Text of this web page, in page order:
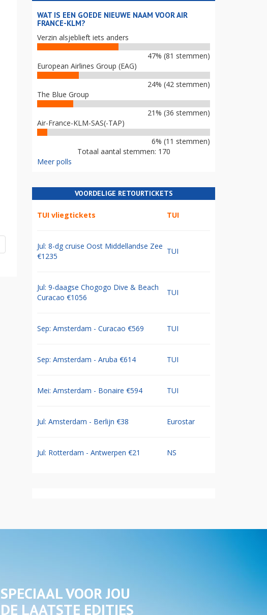
WAT IS EEN GOEDE NIEUWE NAAM VOOR AIR
FRANCE-KLM?
Verzin alsjeblieft iets anders
47% (81 stemmen)
European Airlines Group (EAG)
24% (42 stemmen)
The Blue Group
21% (36 stemmen)
Air-France-KLM-SAS(-TAP)
6% (11 stemmen)
Totaal aantal stemmen: 170
Meer polls
VOORDELIGE RETOURTICKETS
TUI vliegtickets TUI
Jul: 8-dg cruise Oost Middellandse Zee
€1235
TUI
Jul: 9-daagse Chogogo Dive & Beach
Curacao €1056
TUI
Sep: Amsterdam - Curacao €569 TUI
Sep: Amsterdam - Aruba €614 TUI
Mei: Amsterdam - Bonaire €594 TUI
Jul: Amsterdam - Berlijn €38 Eurostar
Jul: Rotterdam - Antwerpen €21 NS
SPECIAAL VOOR JOU
DE LAATSTE EDITIES